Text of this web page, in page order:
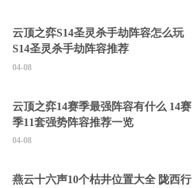
云顶之弈S14圣灵杀手劫阵容怎么玩
S14圣灵杀手劫阵容推荐
04-08
云顶之弈14赛季最强阵容有什么 14赛
季11套强势阵容推荐一览
04-08
燕云十六声10个枯井位置大全 陇西行